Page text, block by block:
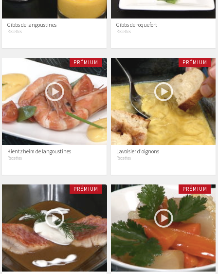
Gibbs de langoustines
Recettes
Gibbs de roquefort
Recettes
PRÉMIUM
Kientzheim de langoustines
Recettes
PRÉMIUM
Lavoisier d'oignons
Recettes
PRÉMIUM PRÉMIUM